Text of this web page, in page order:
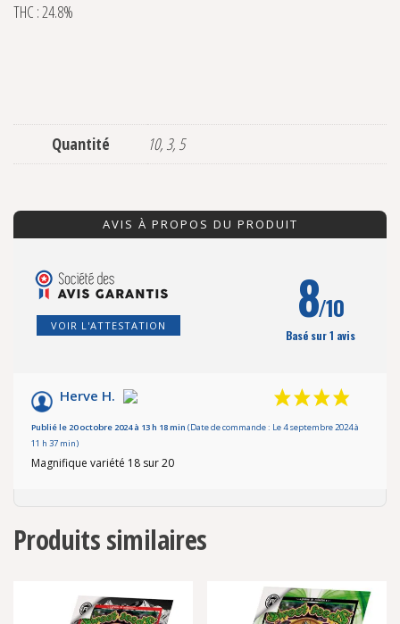
THC : 24.8%
Quantité 10, 3, 5
AVIS À PROPOS DU PRODUIT
VOIR L'ATTESTATION 8/10
Basé sur 1 avis
Herve H.
Publié le 20 octobre 2024 à 13 h 18 min (Date de commande : Le 4 septembre 2024 à
11 h 37 min)
Magnifique variété 18 sur 20
Produits similaires